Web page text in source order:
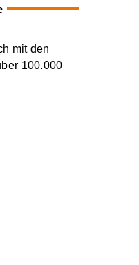
mit den
100.000